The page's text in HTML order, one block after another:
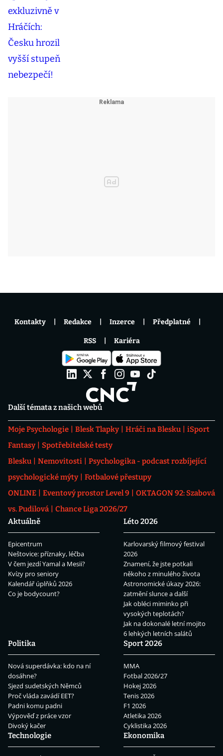
Další témata z našich webů
Moje Psychologie Blesk Tlapky Hráči na Blesku
iSport
Fantasy
Spotřebitelské testy
Blesku
Nemovitosti
Psychologika - podcast rozbíjející
psychologické mýty
Fotbalové přestupy
ONLINE
Eventový prostor Level 9
OKTAGON 92: Szabová
vs. Pudilová
Chance Liga 2026/27
Aktuálně
Epicentrum
Neštovice: příznaky, léčba
V čem jezdí Yamal a Mesii?
Kvízy pro seniory
Kalendář úplňků 2026
Co je bodycount?
Léto 2026
Karlovarský filmový festival
2026
Znamení, že jste potkali
někoho z minulého života
Astronomické úkazy 2026:
zatmění slunce a další
Jak obléci miminko při
vysokých teplotách?
Jak na dokonalé letní mojito
6 lehkých letních salátů
Politika
Nová superdávka: kdo na ní
dosáhne?
Sjezd sudetských Němců
Proč vláda zavádí EET?
Padni komu padni
Výpověď z práce vzor
Divoký kačer
Sport 2026
MMA
Fotbal 2026/27
Hokej 2026
Tenis 2026
F1 2026
Atletika 2026
Cyklistika 2026
Technologie
Ekonomika
Kontakty Redakce Inzerce Předplatné
RSS Kariéra